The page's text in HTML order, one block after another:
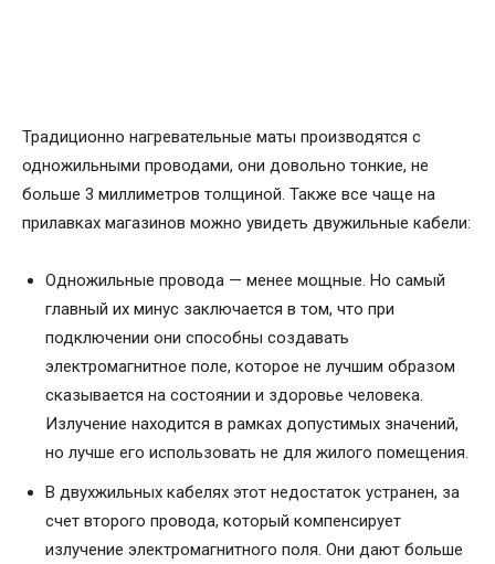
Традиционно нагревательные маты производятся с
одножильными проводами, они довольно тонкие, не
больше 3 миллиметров толщиной. Также все чаще на
прилавках магазинов можно увидеть двужильные кабели:
Одножильные провода — менее мощные. Но самый
главный их минус заключается в том, что при
подключении они способны создавать
электромагнитное поле, которое не лучшим образом
сказывается на состоянии и здоровье человека.
Излучение находится в рамках допустимых значений,
но лучше его использовать не для жилого помещения.
В двухжильных кабелях этот недостаток устранен, за
счет второго провода, который компенсирует
излучение электромагнитного поля. Они дают больше